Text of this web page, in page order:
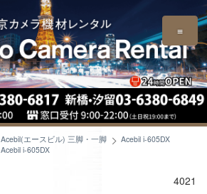
≡
Acebil(エースビル) 三脚・一脚
Acebil i-605DX
Acebil i-605DX
4021